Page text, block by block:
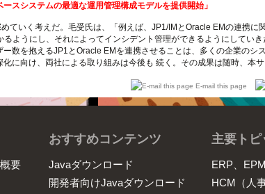
スシステムの最適な運用管理構成モデルを提供開始 」
ていく考えだ。毛受氏は、「例えば、JP1/IMとOracle EMの連携に
ようにし、それによってインシデント管理ができるようにしていき
数を抱えるJP1とOracle EMを連携させることは、多くの企業のシ
に向け、両社による取り組みは今後も 続く。その成果は随時、本サ
E-mail this page
要
おすすめコンテンツ
Javaダウンロード
開発者向けJavaダウンロード
主要トピ
ERP、
HCM（人